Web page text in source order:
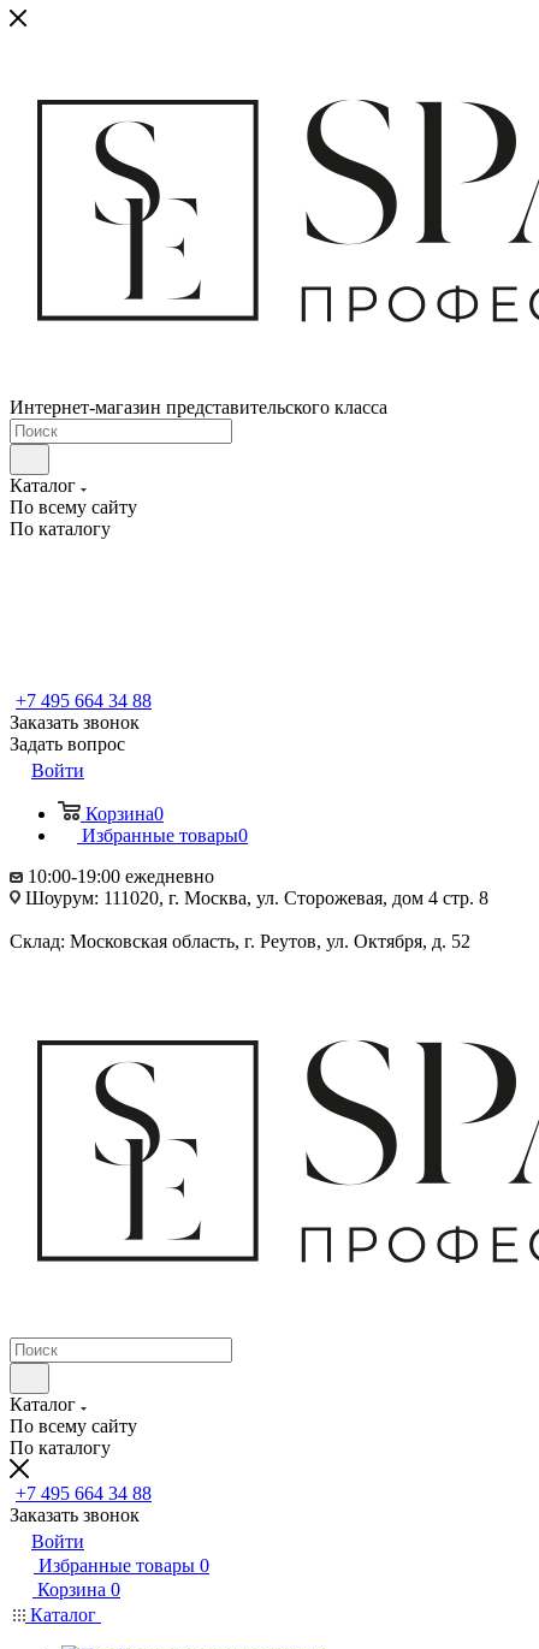
Интернет-магазин представительского класса
Каталог
По всему сайту
По каталогу
+7 495 664 34 88
Заказать звонок
Задать вопрос
Войти
Корзина0
Избранные товары0
10:00-19:00 ежедневно
Шоурум: 111020, г. Москва, ул. Сторожевая, дом 4 стр. 8
Склад: Московская область, г. Реутов, ул. Октября, д. 52
Каталог
По всему сайту
По каталогу
+7 495 664 34 88
Заказать звонок
Войти
Избранные товары 0
Корзина 0
Каталог